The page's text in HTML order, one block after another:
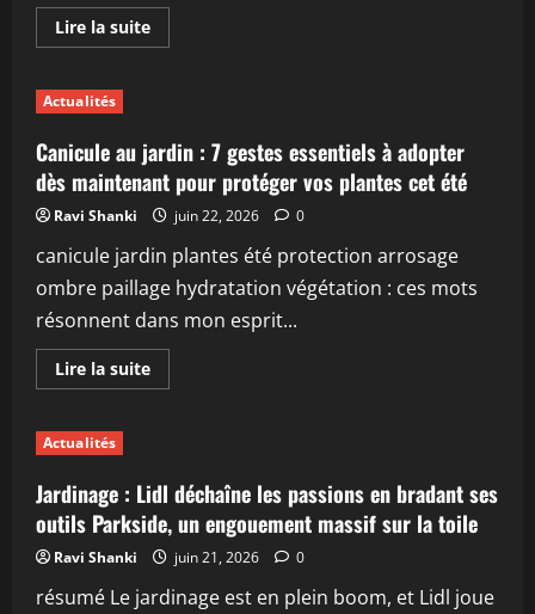
dès
que
le…
Lire la suiteEn
savoir
potager
et
vos
plantes
:
découvrez
pourquoi
choisir
matin
le
soir
toute
la
Actualités
Canicule au jardin : 7 gestes essentiels à adopter
dès maintenant pour protéger vos plantes cet été
Ravi Shanki juin 22, 2026 0
canicule jardin plantes été protection arrosage
ombre paillage hydratation végétation : ces mots
résonnent dans mon esprit...
Lire la suiteEn
savoir
:
7
gestes
essentiels
à
adopter
dès
maintenant
Actualités
Jardinage : Lidl déchaîne les passions en bradant ses
outils Parkside, un engouement massif sur la toile
Ravi Shanki juin 21, 2026 0
résumé Le jardinage est en plein boom, et Lidl joue